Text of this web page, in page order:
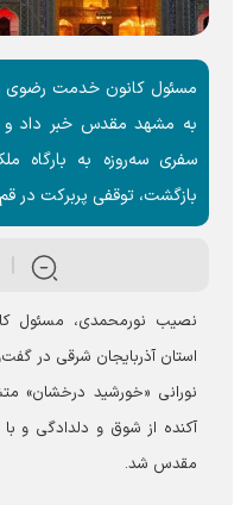
به مشهد مقدس خبر داد و
سفری سه‌روزه به بارگاه
بازگشت، توقفی پربرکت در
نصیب نورمحمدی، مسئول
استان آذربایجان شرقی در
آکنده از شوق و دلدادگی و
مقدس شد.